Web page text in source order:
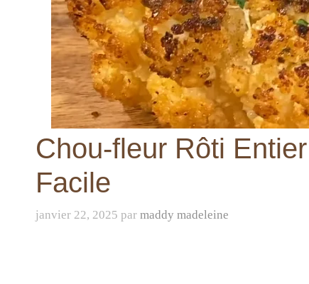
Chou-fleur Rôti
Facile
janvier 22, 2025 par maddy madeleine